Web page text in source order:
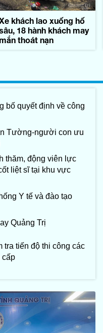
khách lao xuống hố
18 hành khách may
mắn thoát nạn
bố quyết định về công
Tường-người con ưu
thăm, động viên lực
liệt sĩ tại khu vực
Y tế và đào tạo
Quảng Trị
tiến độ thi công các
cấp